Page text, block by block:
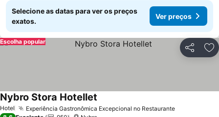
Selecione as datas para ver os preços
exatos.
Ver preços
Partilhar
Escolha popular
Hotel Experiência Gastronômica Excepcional no Restaurante
Nybro Stora Hotellet